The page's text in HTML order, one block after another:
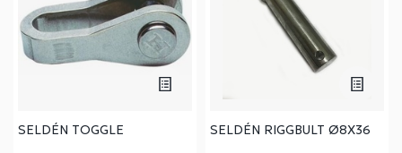
SELDÉN TOGGLE SELDÉN RIGGBULT Ø8X36